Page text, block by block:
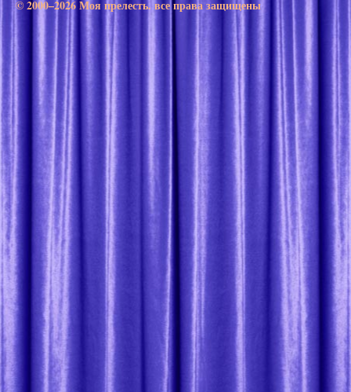
© 2000–2026 Моя прелесть. все права защищены